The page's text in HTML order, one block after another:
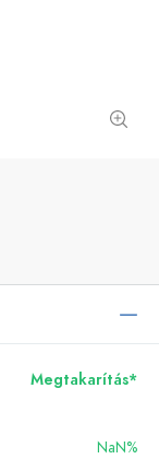
Megtakarítás*
NaN%